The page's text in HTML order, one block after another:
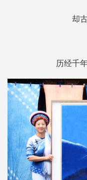
却
历经千